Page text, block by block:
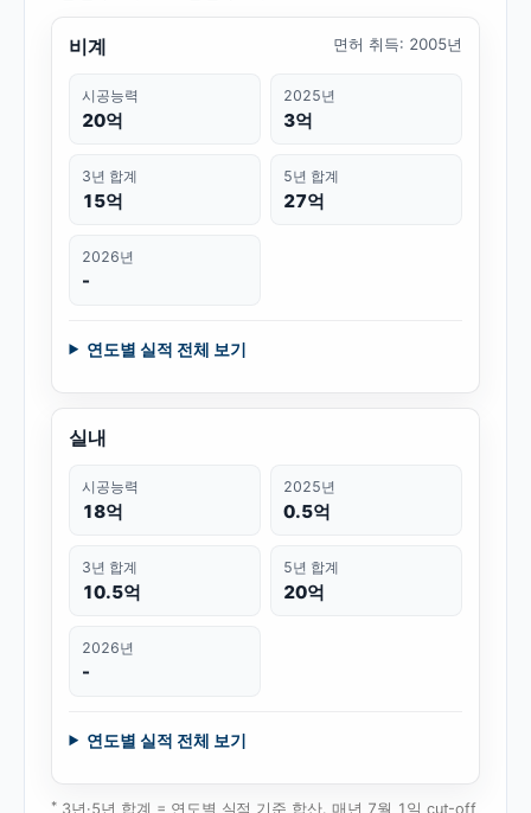
비계 면허 취득: 2005년
시공능력
20억
2025년
3억
3년 합계
15억
5년 합계
27억
2026년
-
연도별 실적 전체 보기
실내
시공능력
18억
2025년
0.5억
3년 합계
10.5억
5년 합계
20억
2026년
-
연도별 실적 전체 보기
* 3년·5년 합계 = 연도별 실적 기준 합산. 매년 7월 1일 cut-off